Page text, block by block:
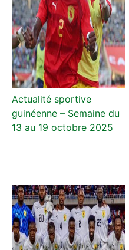
Actualité sportive
guinéenne – Semaine du
13 au 19 octobre 2025